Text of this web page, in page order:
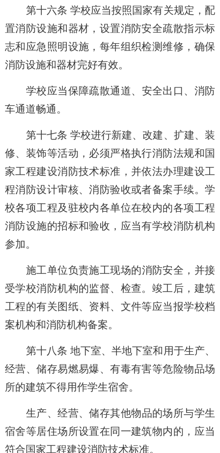
第十六条 学校应当按照国家有关规定，配
置消防设施和器材，设置消防安全疏散指示标
志和应急照明设施，每年组织检测维修，确保
消防设施和器材完好有效。
学校应当保障疏散通道、安全出口、消防
车通道畅通。
第十七条 学校进行新建、改建、扩建、装
修、装饰等活动，必须严格执行消防法规和国
家工程建设消防技术标准，并依法办理建设工
程消防设计审核、消防验收或者备案手续。学
校各项工程及驻校内各单位在校内的各项工程
消防设施的招标和验收，应当有学校消防机构
参加。
施工单位负责施工现场的消防安全，并接
受学校消防机构的监督、检查。竣工后，建筑
工程的有关图纸、资料、文件等应当报学校档
案机构和消防机构备案。
第十八条 地下室、半地下室和用于生产、
经营、储存易燃易爆、有毒有害等危险物品场
所的建筑不得用作学生宿舍。
生产、经营、储存其他物品的场所与学生
宿舍等居住场所设置在同一建筑物内的，应当
符合国家工程建设消防技术标准。